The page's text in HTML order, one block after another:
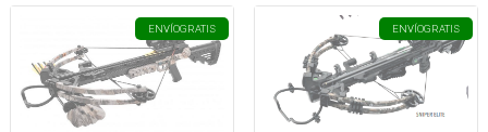
ENVÍOGRATIS ENVÍOGRATIS